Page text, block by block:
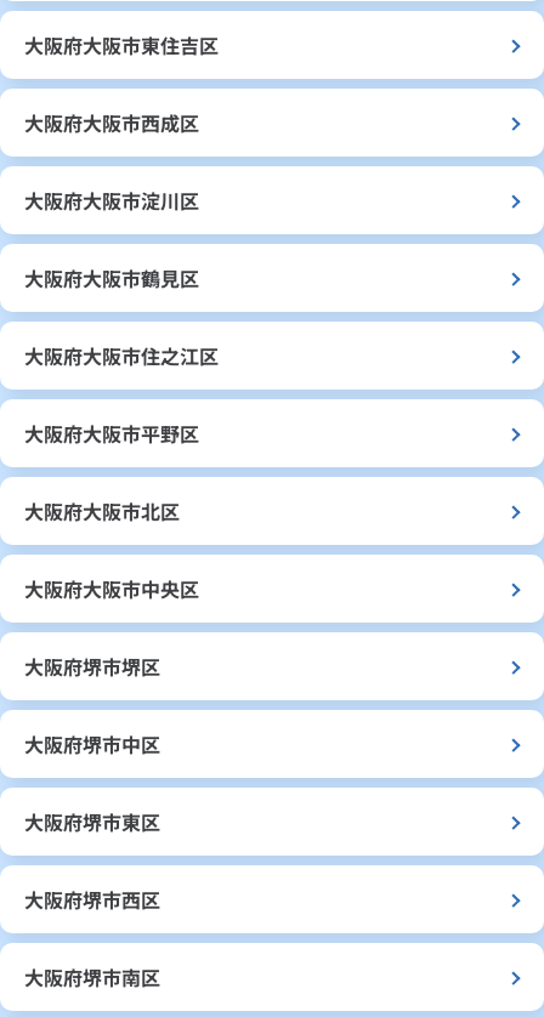
大阪府大阪市東住吉区
大阪府大阪市西成区
大阪府大阪市淀川区
大阪府大阪市鶴見区
大阪府大阪市住之江区
大阪府大阪市平野区
大阪府大阪市北区
大阪府大阪市中央区
大阪府堺市堺区
大阪府堺市中区
大阪府堺市東区
大阪府堺市西区
大阪府堺市南区